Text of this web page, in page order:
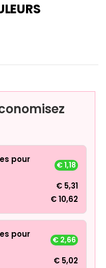
pour
€1,18
€ 5,31
€10,62
pour
€ 2,66
€ 5,02